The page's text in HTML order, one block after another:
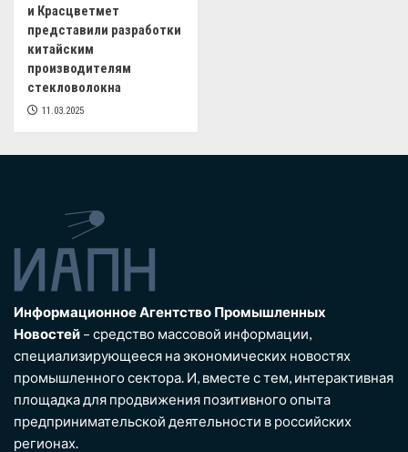
и Красцветмет
представили разработки
китайским
производителям
стекловолокна
11.03.2025
Информационное Агентство Промышленных
Новостей – средство массовой информации,
специализирующееся на экономических новостях
промышленного сектора. И, вместе с тем, интерактивная
площадка для продвижения позитивного опыта
предпринимательской деятельности в российских
регионах.